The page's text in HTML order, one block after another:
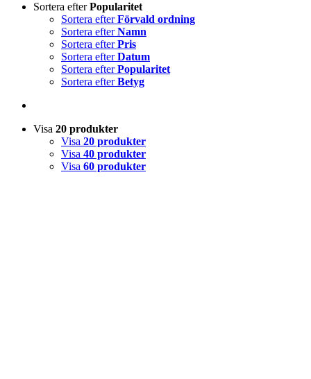
Sortera efterPopularitet
Sortera efterFörvald ordning
Sortera efterNamn
Sortera efterPris
Sortera efterDatum
Sortera efterPopularitet
Sortera efterBetyg
Visa 20 produkter
Visa 20 produkter
Visa 40 produkter
Visa 60 produkter